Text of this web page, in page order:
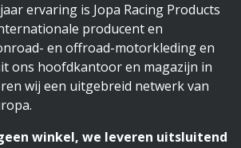
ervaring is Jopa Racing Products
producent en
en offroad-motorkleding en
ons hoofdkantoor en magazijn in
wij een uitgebreid netwerk van
geen winkel, we leveren uitsluitend